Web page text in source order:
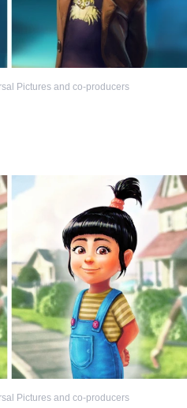
Pictures and co-producers
Pictures and co-producers